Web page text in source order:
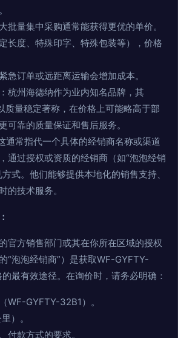
大批量集中采购通常能获得更优的单价。
长度、特殊印字、特殊包装等），价格
急订单或远距离运输会增加成本。
：杭州海德纳作为业内知名品牌，其
质量稳定著称，在价格上可能略高于部
可靠的质量保证和售后服务。
通常指代一个具体的经销商名称或渠道
通过授权或资质的经销商（如“泡泡经销
式。他们能够提供本地化的销售支持、
的技术服务。
官方销售部门或其在你所在区域的授权
“泡泡经销商”）是获取WF-GYFTY-
最有效途径。在询价时，请务必明确：
WF-GYFTY-32B1）。
）。
付款方式的要求。